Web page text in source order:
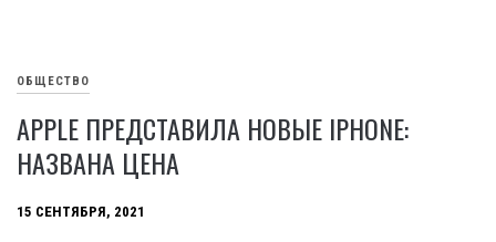
ОБЩЕСТВО
APPLE ПРЕДСТАВИЛА НОВЫЕ IPHONE:
НАЗВАНА ЦЕНА
15 СЕНТЯБРЯ, 2021